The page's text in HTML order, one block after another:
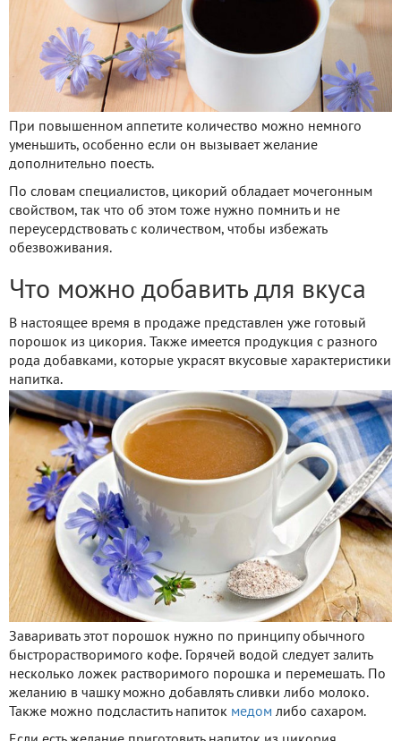
При повышенном аппетите количество можно немного
уменьшить, особенно если он вызывает желание
дополнительно поесть.
По словам специалистов, цикорий обладает мочегонным
свойством, так что об этом тоже нужно помнить и не
переусердствовать с количеством, чтобы избежать
обезвоживания.
Что можно добавить для вкуса
В настоящее время в продаже представлен уже готовый
порошок из цикория. Также имеется продукция с разного
рода добавками, которые украсят вкусовые характеристики
напитка.
Заваривать этот порошок нужно по принципу обычного
быстрорастворимого кофе. Горячей водой следует залить
несколько ложек растворимого порошка и перемешать. По
желанию в чашку можно добавлять сливки либо молоко.
Также можно подсластить напиток медом либо сахаром.